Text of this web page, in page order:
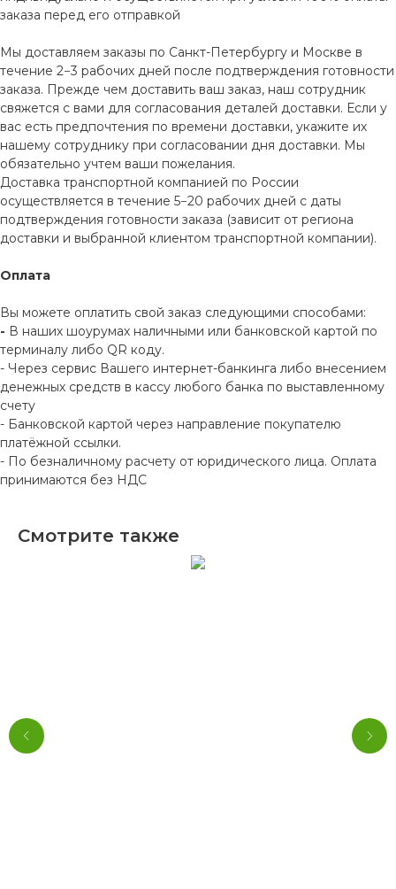
заказа перед его отправкой
Мы доставляем заказы по Санкт-Петербургу и Москве в
течение 2−3 рабочих дней после подтверждения готовности
заказа. Прежде чем доставить ваш заказ, наш сотрудник
свяжется с вами для согласования деталей доставки. Если у
вас есть предпочтения по времени доставки, укажите их
нашему сотруднику при согласовании дня доставки. Мы
обязательно учтем ваши пожелания.
Доставка транспортной компанией по России
осуществляется в течение 5−20 рабочих дней с даты
подтверждения готовности заказа (зависит от региона
доставки и выбранной клиентом транспортной компании).
Оплата
Вы можете оплатить свой заказ следующими способами:
- В наших шоурумах наличными или банковской картой по
терминалу либо QR коду.
- Через сервис Вашего интернет-банкинга либо внесением
денежных средств в кассу любого банка по выставленному
счету
- Банковской картой через направление покупателю
платёжной ссылки.
- По безналичному расчету от юридического лица. Оплата
принимаются без НДС
Смотрите также